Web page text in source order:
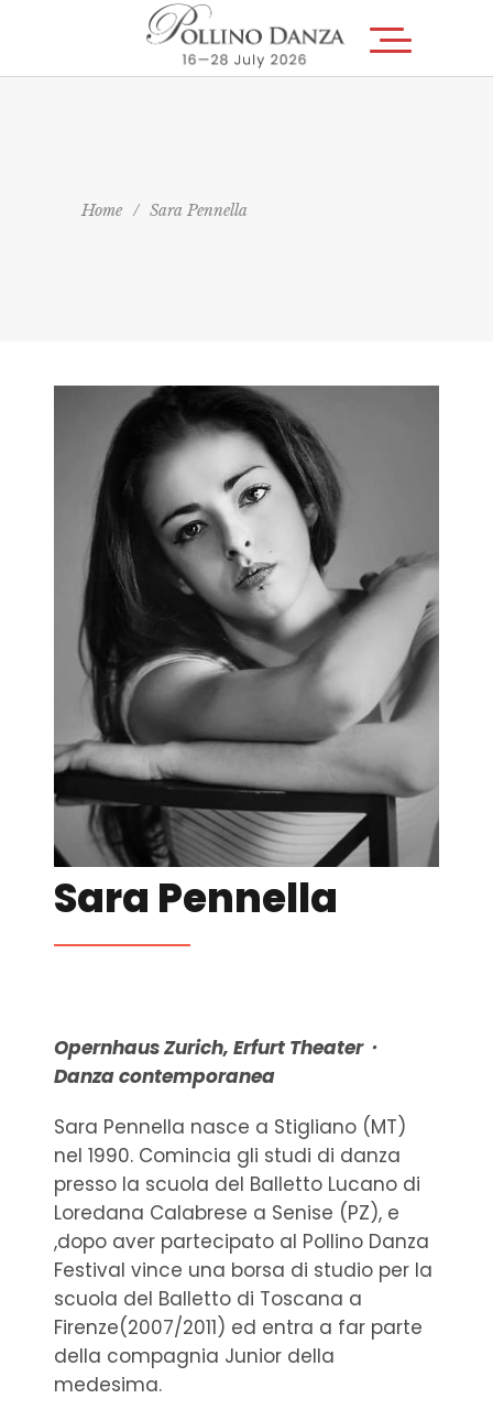
Home / Sara Pennella
Sara Pennella
Opernhaus Zurich, Erfurt Theater・
Danza contemporanea
Sara Pennella nasce a Stigliano (MT)
nel 1990. Comincia gli studi di danza
presso la scuola del Balletto Lucano di
Loredana Calabrese a Senise (PZ), e
,dopo aver partecipato al Pollino Danza
Festival vince una borsa di studio per la
scuola del Balletto di Toscana a
Firenze(2007/2011) ed entra a far parte
della compagnia Junior della
medesima.